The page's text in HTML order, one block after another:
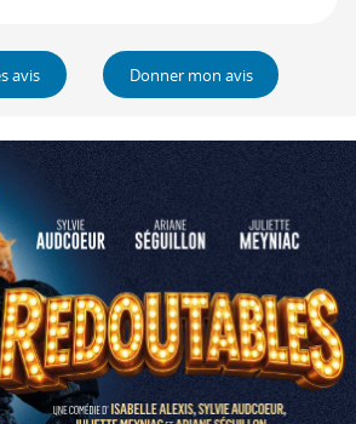
avis Donner mon avis